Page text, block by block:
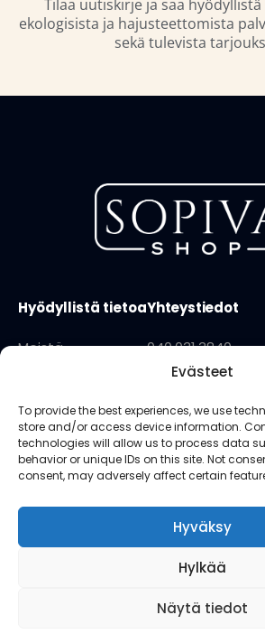
Evästeet
To provide the best experiences, we use
store and/or access device information.
technologies will allow us to process data
behavior or unique IDs on this site. Not
consent, may adversely affect certain
Hyväksy
Hylkää
Näytä tiedot
Tilaa uutiskirje ja saa
ekologisista ja hajusteettomista
sekä tulevista
Hyödyllistä tietoa
Meistä
Tietosuojaseloste
Yhteystiedot
040 031 3840
info@sopivashop.fi
Kauppapuistikko
65100 Vaasa
Seuraa meitä
Finnish